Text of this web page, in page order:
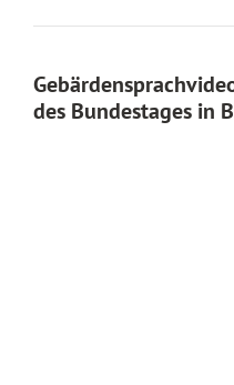
des Bundestages in